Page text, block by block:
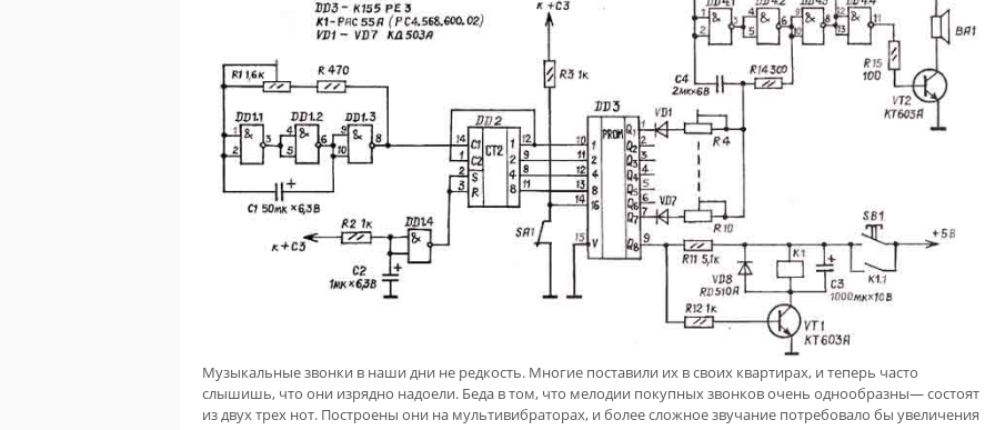
Музыкальные звонки в наши дни не редкость. Многие поставили их в своих квартирах, и теперь часто
слышишь, что они изрядно надоели. Беда в том, что мелодии покупных звонков очень однообразны— состоят
из двух трех нот. Построены они на мультивибраторах, и более сложное звучание потребовало бы увеличения